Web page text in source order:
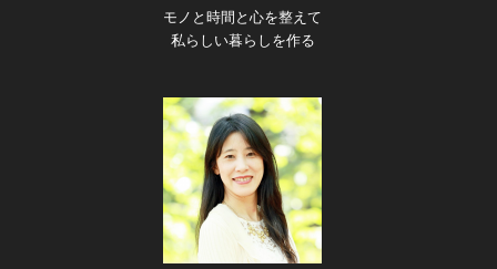
モノと時間と心を整えて
私らしい暮らしを作る